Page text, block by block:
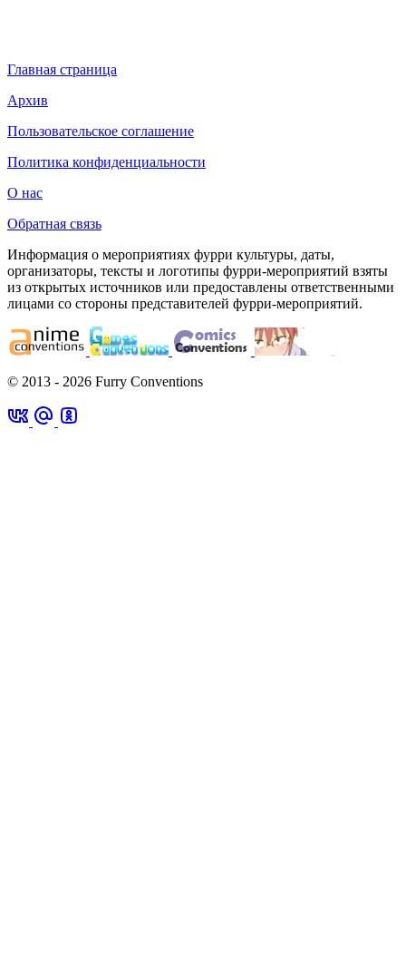
Главная страница
Архив
Пользовательское соглашение
Политика конфиденциальности
О нас
Обратная связь
Информация о мероприятиях фурри культуры, даты,
организаторы, тексты и логотипы фурри-мероприятий взяты
из открытых источников или предоставлены ответственными
лицами со стороны представителей фурри-мероприятий.
© 2013 - 2026 Furry Conventions